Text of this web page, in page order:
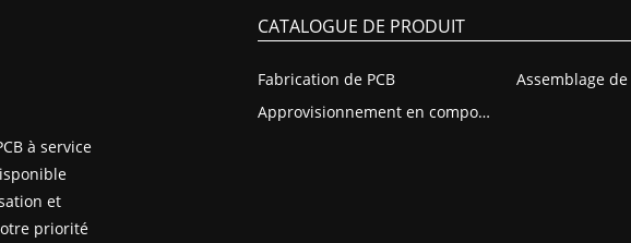
à service
et
priorité
CATALOGUE DE PRODUIT
Fabrication de PCB
Approvisionnement en composants PCB